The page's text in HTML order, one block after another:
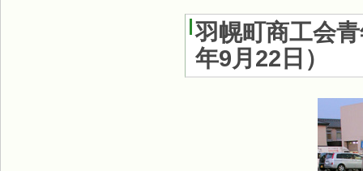
羽幌町商工会
年9月22日 ）